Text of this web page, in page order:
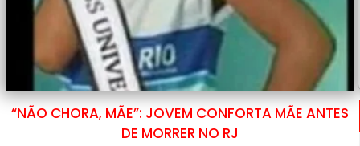
“NÃO CHORA, MÃE”: JOVEM CONFORTA MÃE ANTES
DE MORRER NO RJ